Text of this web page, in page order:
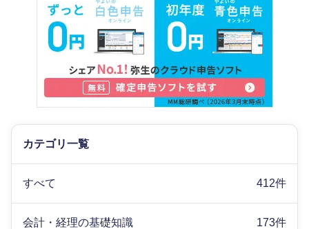
カテゴリ一覧
すべて 412件
会計・経理の基礎知識 173件